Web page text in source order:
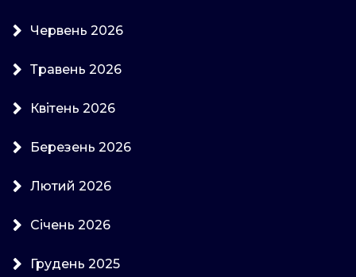
Червень 2026
Травень 2026
Квітень 2026
Березень 2026
Лютий 2026
Січень 2026
Грудень 2025